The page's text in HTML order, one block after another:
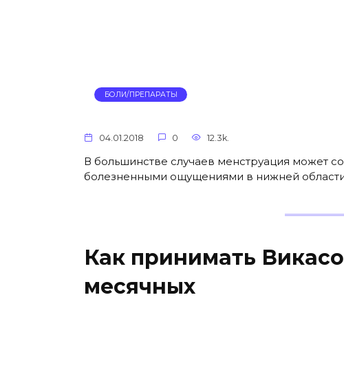
БОЛИ/ПРЕПАРАТЫ
04.01.2018 0 12.3k.
В большинстве случаев менструация может
болезненными ощущениями в нижней
Как принимать
месячных